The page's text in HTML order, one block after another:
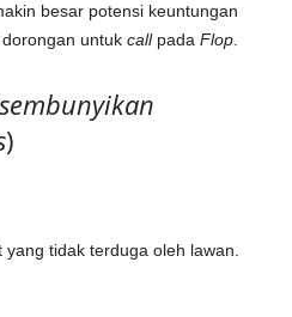
besar potensi keuntungan
untuk callpada Flop
)
tidak terduga oleh lawan.